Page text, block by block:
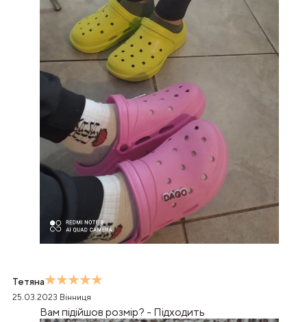
Тетяна
25.03.2023 Вінниця
Вам підійшов розмір? - Підходить